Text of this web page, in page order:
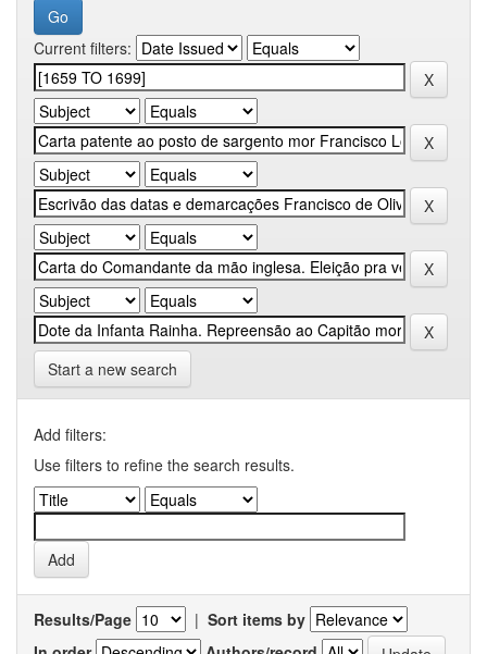
Current filters:
Start a new search
Add filters:
Use filters to refine the search results.
Results/Page | Sort items by